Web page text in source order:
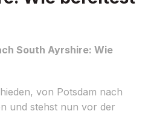
South Ayrshire: Wie
von Potsdam nach
und stehst nun vor der